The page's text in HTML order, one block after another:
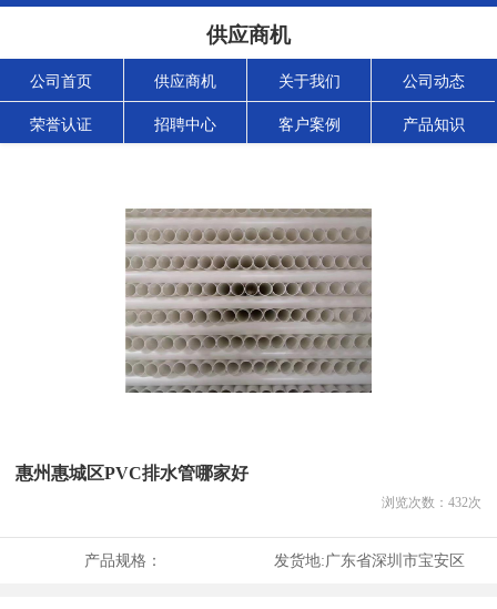
供应商机
公司首页 供应商机 关于我们 公司动态
荣誉认证 招聘中心 客户案例 产品知识
惠州惠城区PVC排水管哪家好
浏览次数： 432次
产品规格： 发货地:广东省深圳市宝安区